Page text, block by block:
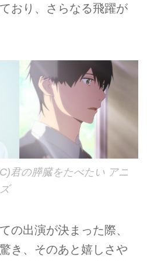
おり、さらなる飛躍が
君の膵臓をたべたい アニ
の出演が決まった際、
き、そのあと嬉しさや